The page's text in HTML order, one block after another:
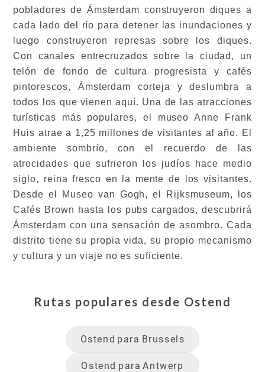
pobladores de Ámsterdam construyeron diques a
cada lado del río para detener las inundaciones y
luego construyeron represas sobre los diques.
Con canales entrecruzados sobre la ciudad, un
telón de fondo de cultura progresista y cafés
pintorescos, Ámsterdam corteja y deslumbra a
todos los que vienen aquí. Una de las atracciones
turísticas más populares, el museo Anne Frank
Huis atrae a 1,25 millones de visitantes al año. El
ambiente sombrío, con el recuerdo de las
atrocidades que sufrieron los judíos hace medio
siglo, reina fresco en la mente de los visitantes.
Desde el Museo van Gogh, el Rijksmuseum, los
Cafés Brown hasta los pubs cargados, descubrirá
Ámsterdam con una sensación de asombro. Cada
distrito tiene su propia vida, su propio mecanismo
y cultura y un viaje no es suficiente.
Rutas populares desde Ostend
Ostend para Brussels
Ostend para Antwerp